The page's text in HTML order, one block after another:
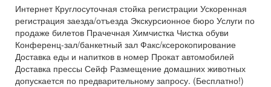
Интернет Круглосуточная стойка регистрации Ускоренная
регистрация заезда/отъезда Экскурсионное бюро Услуги по
продаже билетов Прачечная Химчистка Чистка обуви
Конференц-зал/банкетный зал Факс/ксерокопирование
Доставка еды и напитков в номер Прокат автомобилей
Доставка прессы Сейф Размещение домашних животных
допускается по предварительному запросу. (Бесплатно!)